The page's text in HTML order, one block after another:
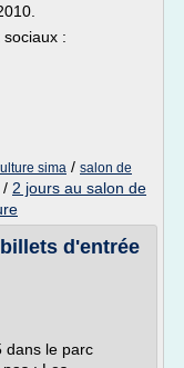
:
sima / salon de
/ 2 jours au salon de
d'entrée
dans le parc